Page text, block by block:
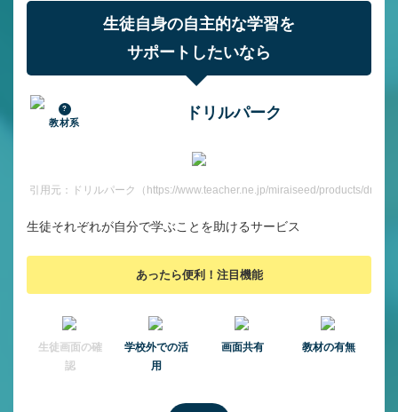
生徒自身の自主的な学習を
サポートしたいなら
教材系
ドリルパーク
引用元：ドリルパーク（https://www.teacher.ne.jp/miraiseed/products/drill/）
生徒それぞれが自分で学ぶことを助けるサービス
あったら便利！注目機能
⽣徒画⾯の確
認
学校外での活
用
画面共有 教材の有無